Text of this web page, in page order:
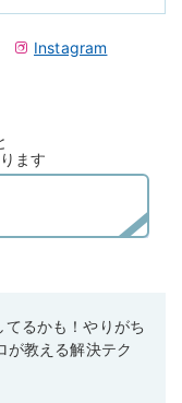
Instagram
ます
るかも！やりがち
が教える解決テク